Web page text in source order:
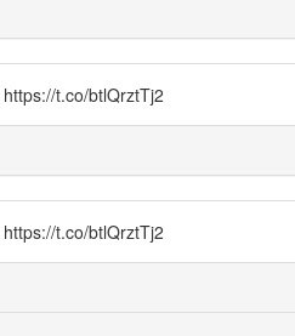
t.co/btlQrztTj2
t.co/btlQrztTj2